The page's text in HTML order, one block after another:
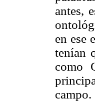
antes,
en ese
tenían
como
campo.